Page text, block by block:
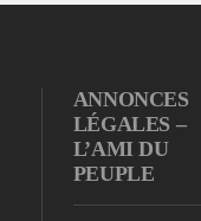
ANNONCES
LÉGALES –
L’AMI DU
PEUPLE